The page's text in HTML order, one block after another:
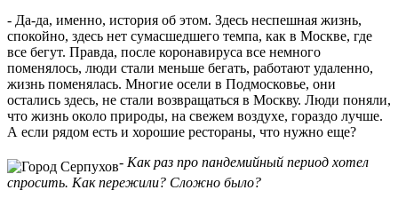
- Да-да, именно, история об этом. Здесь неспешная жизнь,
спокойно, здесь нет сумасшедшего темпа, как в Москве, где
все бегут. Правда, после коронавируса все немного
поменялось, люди стали меньше бегать, работают удаленно,
жизнь поменялась. Многие осели в Подмосковье, они
остались здесь, не стали возвращаться в Москву. Люди поняли,
что жизнь около природы, на свежем воздухе, гораздо лучше.
А если рядом есть и хорошие рестораны, что нужно еще?
- Как раз про пандемийный период хотел
спросить. Как пережили? Сложно было?